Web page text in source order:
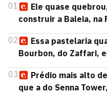
01
Ele quase
construir a Baleia, na
02
Essa pastelaria
Bourbon, do Zaffari,
03
Prédio mais alto
que a do Senna